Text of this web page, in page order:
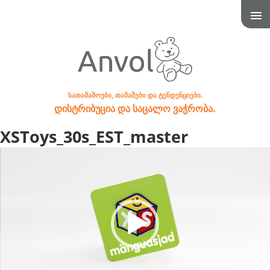
სათამაშოები, თამაშები და ტენდენციები.
დისტრიბუცია და საცალო ვაჭრობა.
XSToys_30s_EST_master